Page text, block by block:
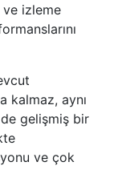
izleme
kalmaz, aynı
gelişmiş bir
ve çok